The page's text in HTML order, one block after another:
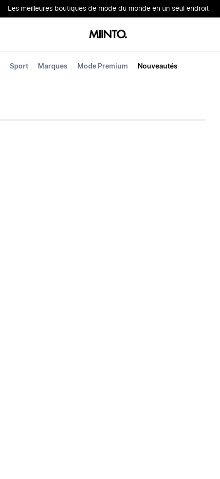
Les meilleures boutiques de mode du monde en un seul endroit
Sport Marques Mode Premium Nouveautés